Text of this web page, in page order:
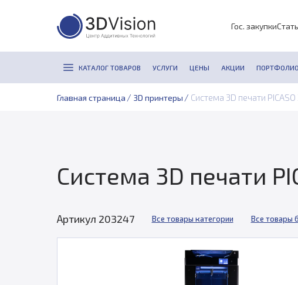
Гос. закупки
КАТАЛОГ ТОВАРОВ УСЛУГИ ЦЕНЫ АКЦИИ ПОРТФОЛИО
Главная страница / 3D принтеры / Система 3D печати
Система 3D печати
Артикул 203247 Все товары категории Все товары